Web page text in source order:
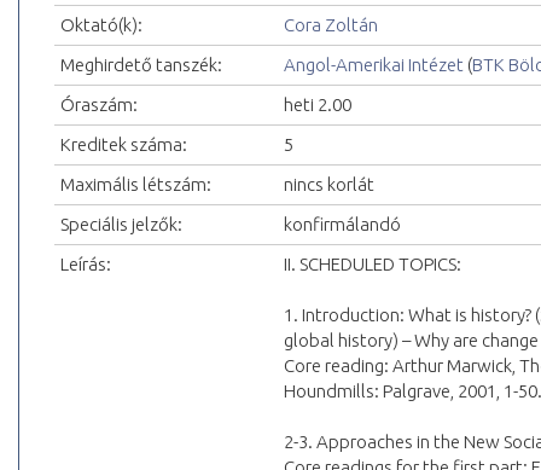
Oktató(k):
Cora Zoltán
Meghirdető tanszék:
Angol-Amerikai Intézet (BTK
Óraszám:
heti 2.00
Kreditek száma:
5
Maximális létszám:
nincs korlát
Speciális jelzők:
konfirmálandó
Leírás:
II. SCHEDULED TOPICS:
1. Introduction: What is history?
global history) – Why are
Core reading: Arthur Marwick,
Houndmills: Palgrave, 2001, 1-50.
2-3. Approaches in the New